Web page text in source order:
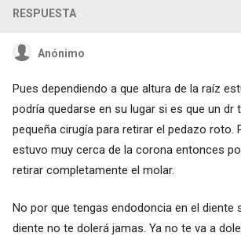
RESPUESTA
Anónimo
Pues dependiendo a que altura de la raíz
podría quedarse en su lugar si es que un dr
pequeña cirugía para retirar el pedazo roto.
estuvo muy cerca de la corona entonces
retirar completamente el molar.
No por que tengas endodoncia en el diente
diente no te dolerá jamas. Ya no te va a